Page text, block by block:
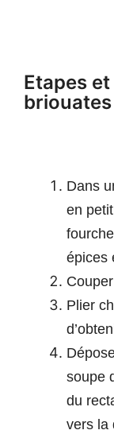
Etapes
Dans
en
épices
Plier
soupe
du
vers la